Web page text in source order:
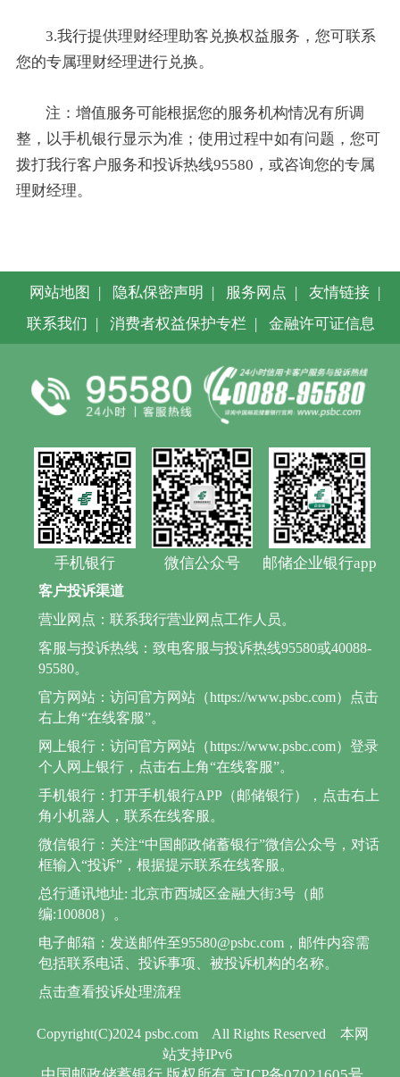
3.我行提供理财经理助客兑换权益服务，您可联系
您的专属理财经理进行兑换。
注：增值服务可能根据您的服务机构情况有所调
整，以手机银行显示为准；使用过程中如有问题，您可
拨打我行客户服务和投诉热线95580，或咨询您的专属
理财经理。
网站地图 | 隐私保密声明 | 服务网点 | 友情链接 |
联系我们 | 消费者权益保护专栏 | 金融许可证信息
手机银行 微信公众号 邮储企业银行app
Copyright(C)2024 psbc.com All Rights Reserved
本网
站支持IPv6
客户投诉渠道
营业网点：联系我行营业网点工作人员。
客服与投诉热线：致电客服与投诉热线95580或40088-
95580。
官方网站：访问官方网站（https://www.psbc.com）点击
右上角“在线客服”。
网上银行：访问官方网站（https://www.psbc.com）登录
个人网上银行，点击右上角“在线客服”。
手机银行：打开手机银行APP（邮储银行），点击右上
角小机器人，联系在线客服。
微信银行：关注“中国邮政储蓄银行”微信公众号，对话
框输入“投诉”，根据提示联系在线客服。
总行通讯地址: 北京市西城区金融大街3号（邮
编:100808）。
电子邮箱：发送邮件至95580@psbc.com，邮件内容需
包括联系电话、投诉事项、被投诉机构的名称。
点击查看投诉处理流程